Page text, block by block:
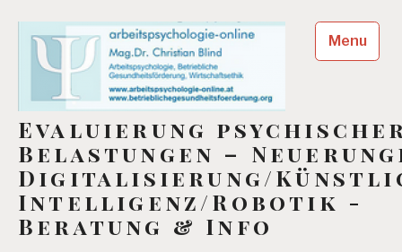
content
Evaluierung
Belastungen –
Digitalisierung/
Intelligenz/Robotik -
Beratung & Info
Menu